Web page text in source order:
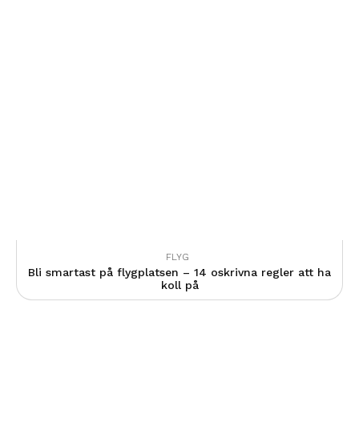
FLYG
Bli smartast på flygplatsen – 14 oskrivna regler att ha
koll på